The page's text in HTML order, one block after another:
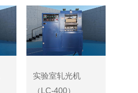
实验室轧光机
（LC-400）